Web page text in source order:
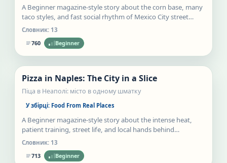
A Beginner magazine-style story about the corn base, many
taco styles, and fast social rhythm of Mexico City street
stands.
Словник: 13
760
Beginner
Статті
Нове
Pizza in Naples: The City in a Slice
Піца в Неаполі: місто в одному шматку
У збірці: Food From Real Places
A Beginner magazine-style story about the intense heat,
patient training, street life, and local hands behind
Neapolitan pizza.
Словник: 13
713
Beginner